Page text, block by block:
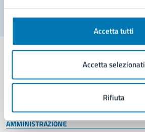
Accetta tutti
Accetta selezionati
Rifiuta
Comune di Napoli
AMMINISTRAZIONE